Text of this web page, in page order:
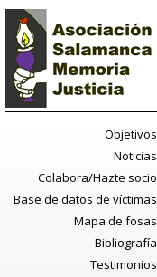
Objetivos
Noticias
Colabora/Hazte socio
Base de datos de víctimas
Mapa de fosas
Bibliografía
Testimonios